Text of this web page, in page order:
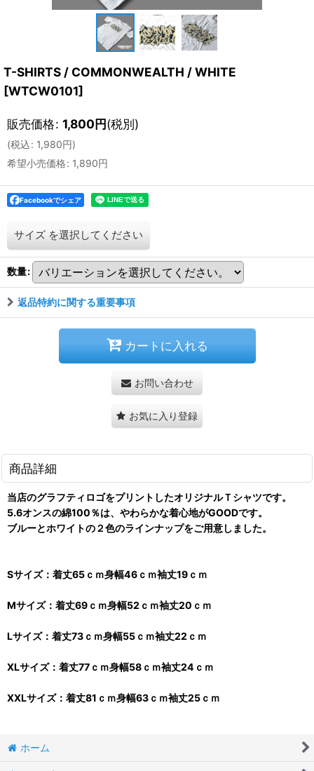
T-SHIRTS / COMMONWEALTH / WHITE
[WTCW0101]
販売価格: 1,800円(税別)
(税込: 1,980円)
希望小売価格: 1,890円
Facebookでシェア
サイズ を選択してください
数量:
返品特約に関する重要事項
カートに入れる
お問い合わせ
お気に入り登録
商品詳細
当店のグラフティロゴをプリントしたオリジナルＴシャツです。
5.6オンスの綿100％は、やわらかな着心地がGOODです。
ブルーとホワイトの２色のラインナップをご用意しました。
Sサイズ：着丈65ｃｍ身幅46ｃｍ袖丈19ｃｍ
Mサイズ：着丈69ｃｍ身幅52ｃｍ袖丈20ｃｍ
Lサイズ：着丈73ｃｍ身幅55ｃｍ袖丈22ｃｍ
XLサイズ：着丈77ｃｍ身幅58ｃｍ袖丈24ｃｍ
XXLサイズ：着丈81ｃｍ身幅63ｃｍ袖丈25ｃｍ
ホーム